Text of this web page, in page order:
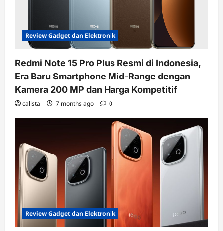
Review Gadget dan Elektronik
Redmi Note 15 Pro Plus Resmi di Indonesia,
Era Baru Smartphone Mid-Range dengan
Kamera 200 MP dan Harga Kompetitif
calista 7 months ago 0
Review Gadget dan Elektronik